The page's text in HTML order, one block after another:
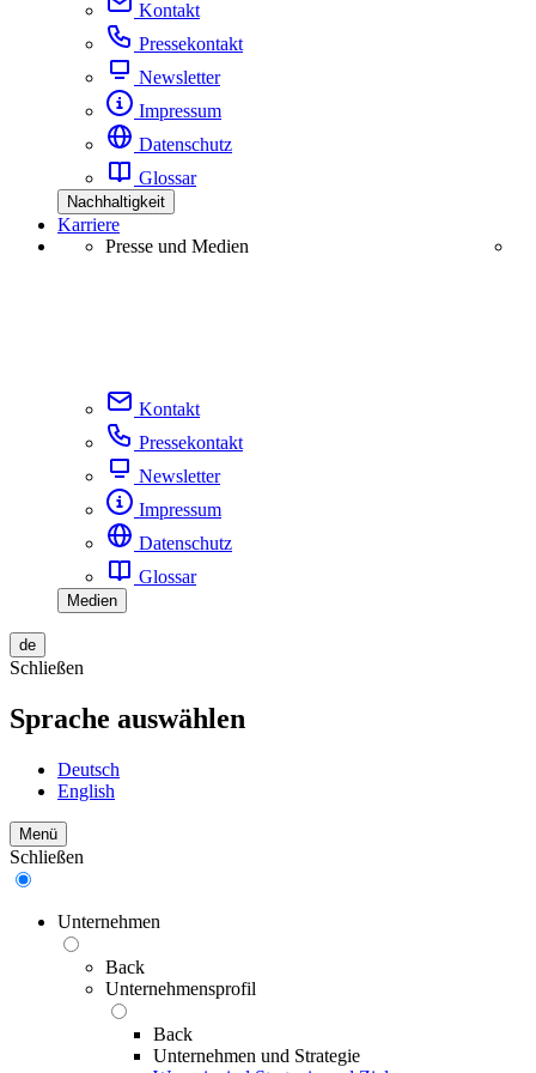
Kontakt
Pressekontakt
Newsletter
Impressum
Datenschutz
Glossar
Nachhaltigkeit
Karriere
Presse und Medien
Kontakt
Pressekontakt
Newsletter
Impressum
Datenschutz
Glossar
Medien
de
Schließen
Sprache auswählen
Deutsch
English
Menü
Schließen
Unternehmen
Back
Unternehmensprofil
Back
Unternehmen und Strategie